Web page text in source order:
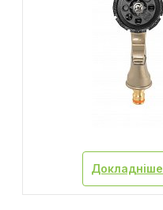
Докладніше